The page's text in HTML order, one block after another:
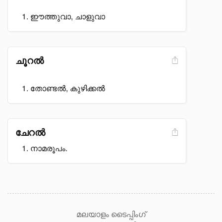
ഈത്തുവാ, ചാളുവാ
ചൂറൽ
തോണ്ടൽ, കുഴിക്കൽ
ചേറൽ
നാമരൂപം.
മലയാളം ടൈപ്പിംഗ്